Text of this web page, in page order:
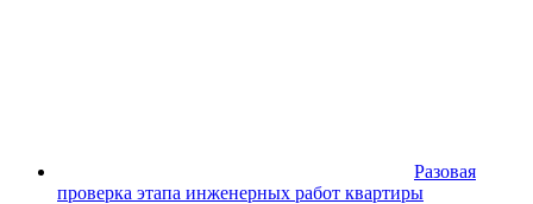
Разовая
проверка этапа инженерных работ квартиры